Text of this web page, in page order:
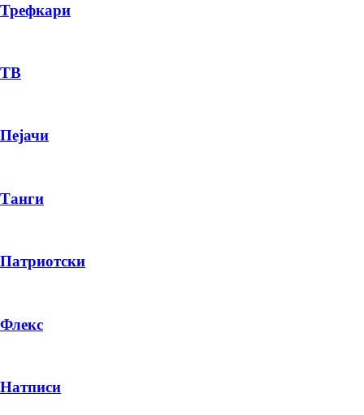
Трефкари
ТВ
Пејачи
Танги
Патриотски
Флекс
Натписи